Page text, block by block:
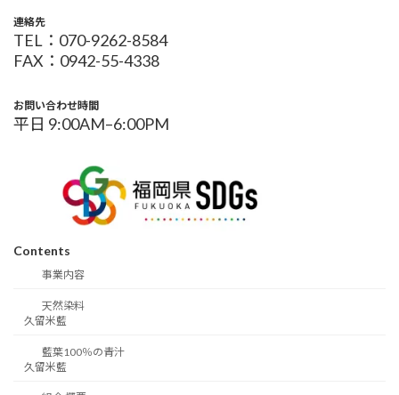
連絡先
TEL：070-9262-8584
FAX：0942-55-4338
お問い合わせ時間
平日 9:00AM–6:00PM
Contents
事業内容
天然染料
久留米藍
藍葉100％の青汁
久留米藍